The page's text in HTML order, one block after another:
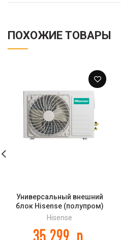
ПОХОЖИЕ ТОВАРЫ
Универсальный внешний
блок Hisense (полупром)
AUW-18H4SS
Hisense